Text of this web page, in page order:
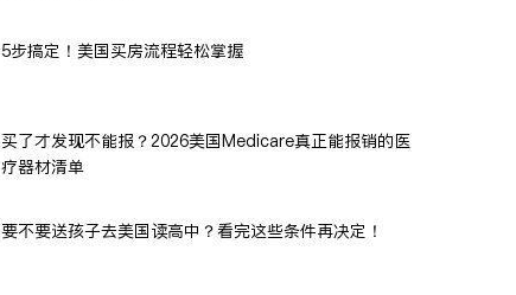
5步搞定！美国买房流程轻松掌握
买了才发现不能报？2026美国Medicare真正能报销的医
疗器材清单
要不要送孩子去美国读高中？看完这些条件再决定！